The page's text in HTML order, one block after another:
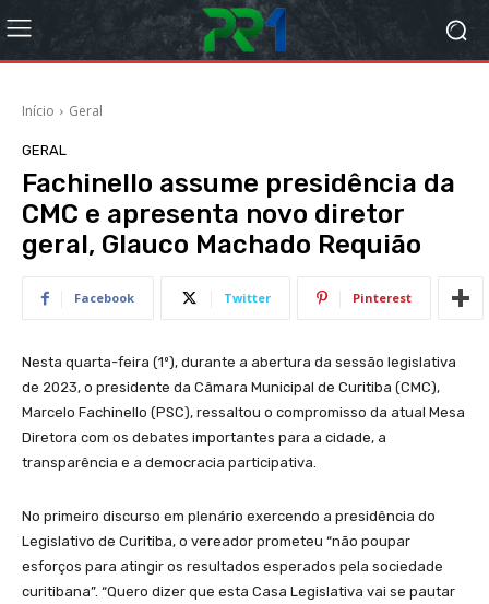
Início Geral
GERAL
Fachinello assume presidência da
CMC e apresenta novo diretor
geral, Glauco Machado Requião
Facebook Twitter Pinterest
Nesta quarta-feira (1º), durante a abertura da sessão legislativa
de 2023, o presidente da Câmara Municipal de Curitiba (CMC),
Marcelo Fachinello (PSC), ressaltou o compromisso da atual Mesa
Diretora com os debates importantes para a cidade, a
transparência e a democracia participativa.
No primeiro discurso em plenário exercendo a presidência do
Legislativo de Curitiba, o vereador prometeu “não poupar
esforços para atingir os resultados esperados pela sociedade
curitibana”. “Quero dizer que esta Casa Legislativa vai se pautar